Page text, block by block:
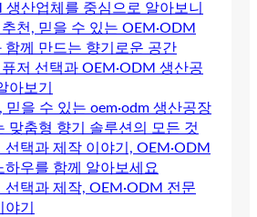
생산업체를 중심으로 알아보니
천, 믿을 수 있는 OEM·ODM
함께 만드는 향기로운 공간
저 선택과 OEM·ODM 생산공
아보기
믿을 수 있는 oem·odm 생산공장
맞춤형 향기 솔루션의 모든 것
선택과 제작 이야기, OEM·ODM
하우를 함께 알아보세요
선택과 제작, OEM·ODM 전문
기